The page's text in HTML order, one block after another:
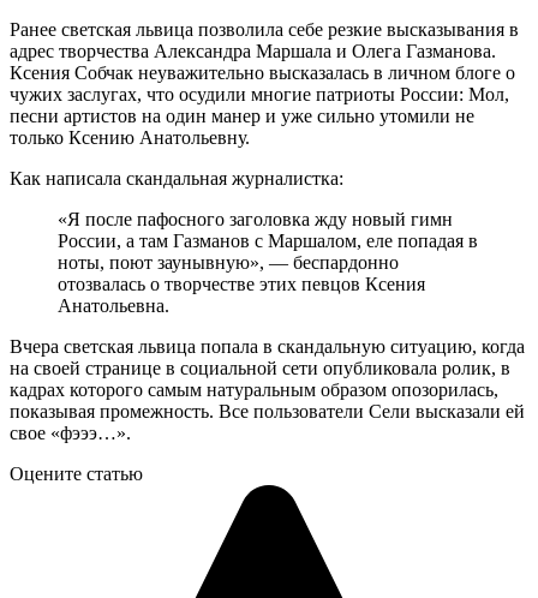
Ранее светская львица позволила себе резкие высказывания в
адрес творчества Александра Маршала и Олега Газманова.
Ксения Собчак неуважительно высказалась в личном блоге о
чужих заслугах, что осудили многие патриоты России: Мол,
песни артистов на один манер и уже сильно утомили не
только Ксению Анатольевну.
Как написала скандальная журналистка:
«Я после пафосного заголовка жду новый гимн
России, а там Газманов с Маршалом, еле попадая в
ноты, поют заунывную», — беспардонно
отозвалась о творчестве этих певцов Ксения
Анатольевна.
Вчера светская львица попала в скандальную ситуацию, когда
на своей странице в социальной сети опубликовала ролик, в
кадрах которого самым натуральным образом опозорилась,
показывая промежность. Все пользователи Сели высказали ей
свое «фэээ…».
Оцените статью